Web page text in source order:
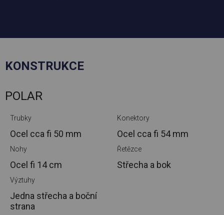
KONSTRUKCE
POLAR
Trubky
Ocel ccafi 50 mm
Konektory
Ocel ccafi 54 mm
Nohy
Ocel fi 14 cm
Řetězce
Střecha a bok
Výztuhy
Jedna střecha a boční
strana